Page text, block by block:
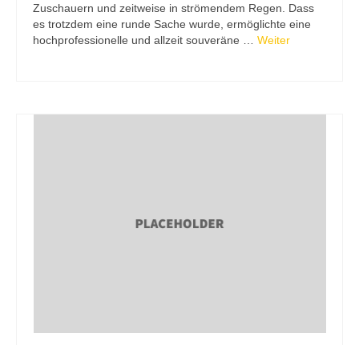
Zuschauern und zeitweise in strömendem Regen. Dass
es trotzdem eine runde Sache wurde, ermöglichte eine
hochprofessionelle und allzeit souveräne … Weiter